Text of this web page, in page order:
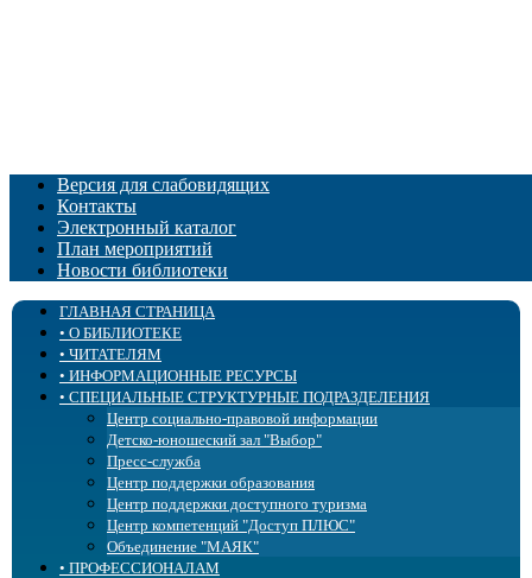
Версия для слабовидящих
Контакты
Электронный каталог
План мероприятий
Новости библиотеки
ГЛАВНАЯ СТРАНИЦА
• О БИБЛИОТЕКЕ
История
Учредительные документы
Государственное задание и оценка качества
Услуги
Образовательная деятельность
Структура
Бэкграундер
Попечительский совет
Сплошное сердце
Библиотека в СМИ
Профсоюз
• ЧИТАТЕЛЯМ
Правила пользования
Библиотека «ЛОГОС»
Страничка психолога
Блог Доступное чтение
Клубы, объединения
Озвученные книжные выставки
Фильмы с тифлокомментариями
Центр «ПромоБрайль»
Брайль-Актив
Аллея для слепых
• ИНФОРМАЦИОННЫЕ РЕСУРСЫ
Новые поступления
Электронные ресурсы
Периодические издания
Издания библиотеки
Тифлокалендарь
Тифлоновости
Калейдоскоп событий
• СПЕЦИАЛЬНЫЕ СТРУКТУРНЫЕ ПОДРАЗДЕЛЕНИЯ
Центр социально-правовой информации
Детско-юношеский зал "Выбор"
Пресс-служба
Центр поддержки образования
Центр поддержки доступного туризма
Центр компетенций "Доступ ПЛЮС"
Объединение "МАЯК"
• ПРОФЕССИОНАЛАМ